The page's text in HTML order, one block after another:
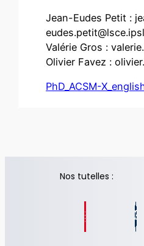
Jean-Eudes Petit :
Valérie Gros :
Olivier Favez :
PhD_ACSM-
Nos tutelles :